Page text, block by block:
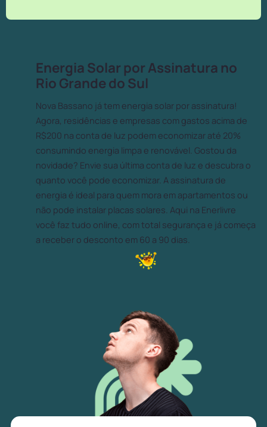
Energia Solar por Assinatura no
Rio Grande do Sul
Nova Bassano já tem energia solar por assinatura!
Agora, residências e empresas com gastos acima de
R$200 na conta de luz podem economizar até 20%
consumindo energia limpa e renovável. Gostou da
novidade? Envie sua última conta de luz e descubra o
quanto você pode economizar. A assinatura de
energia é ideal para quem mora em apartamentos ou
não pode instalar placas solares. Aqui na Enerlivre
você faz tudo online, com total segurança e já começa
a receber o desconto em 60 a 90 dias.